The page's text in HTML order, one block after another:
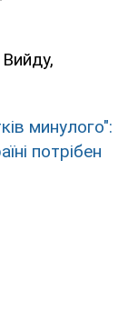
минулого":
потрібен